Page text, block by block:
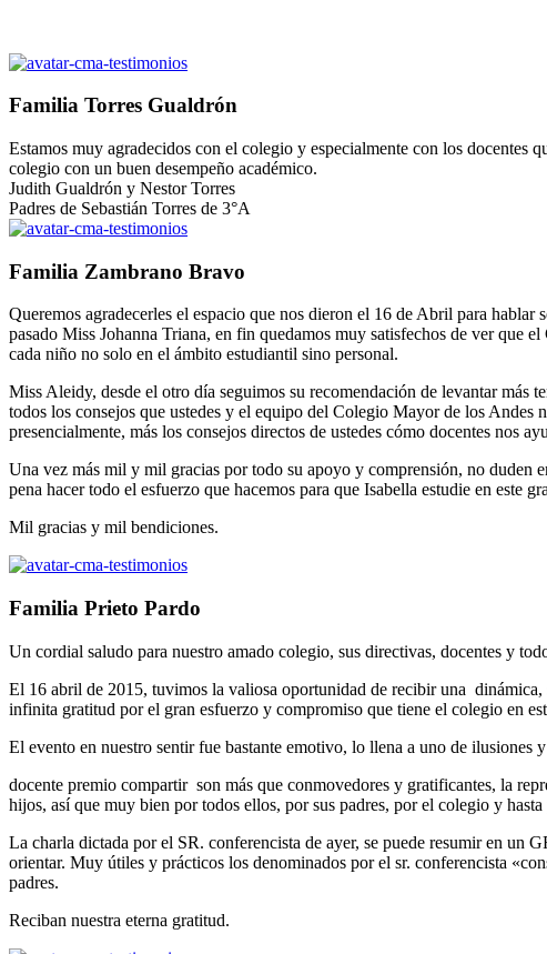
Familia Torres Gualdrón
Estamos muy agradecidos con el colegio y especialmente con los docentes
colegio con un buen desempeño académico.
Judith Gualdrón y Nestor Torres
Padres de Sebastián Torres de 3°A
Familia Zambrano Bravo
Queremos agradecerles el espacio que nos dieron el 16 de Abril para hablar
pasado Miss Johanna Triana, en fin quedamos muy satisfechos de ver que
cada niño no solo en el ámbito estudiantil sino personal.
Miss Aleidy, desde el otro día seguimos su recomendación de levantar más
todos los consejos que ustedes y el equipo del Colegio Mayor de los
presencialmente, más los consejos directos de ustedes cómo docentes nos
Una vez más mil y mil gracias por todo su apoyo y comprensión, no duden
pena hacer todo el esfuerzo que hacemos para que Isabella estudie en este
Mil gracias y mil bendiciones.
Familia Prieto Pardo
Un cordial saludo para nuestro amado colegio, sus directivas, docentes y
El 16 abril de 2015, tuvimos la valiosa oportunidad de recibir una dinámica,
infinita gratitud por el gran esfuerzo y compromiso que tiene el colegio en
El evento en nuestro sentir fue bastante emotivo, lo llena a uno de
docente premio compartir son más que conmovedores y gratificantes, la
hijos, así que muy bien por todos ellos, por sus padres, por el colegio y
La charla dictada por el SR. conferencista de ayer, se puede resumir en
orientar. Muy útiles y prácticos los denominados por el sr. conferencista
padres.
Reciban nuestra eterna gratitud.